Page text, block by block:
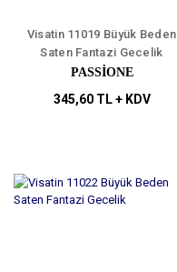
Visatin 11019 Büyük Beden
Saten Fantazi Gecelik
PASSİONE
345,60 TL + KDV